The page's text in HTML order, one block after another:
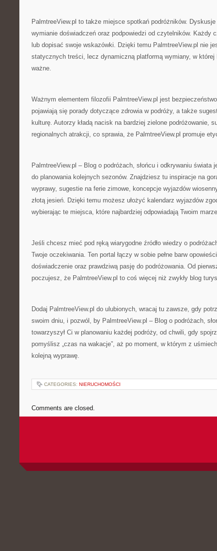
PalmtreeView.pl to także miejsce spotkań podróżników. Dyskusje
wymianie doświadczeń oraz podpowiedzi od czytelników. Każdy
lub dopisać swoje wskazówki. Dzięki temu PalmtreeView.pl nie
statycznych treści, lecz dynamiczną platformą wymiany, w której
ważne.
Ważnym elementem filozofii PalmtreeView.pl jest
pojawiają się porady dotyczące zdrowia w podróży, a także
kulturę. Autorzy kładą nacisk na bardziej zielone podróżowanie,
regionalnych atrakcji, co sprawia, że PalmtreeView.pl promuje
PalmtreeView.pl – Blog o podróżach, słońcu i odkrywaniu świata
do planowania kolejnych sezonów. Znajdziesz tu inspiracje na
wyprawy, sugestie na ferie zimowe, koncepcje wyjazdów
złotą jesień. Dzięki temu możesz ułożyć kalendarz wyjazdów
wybierając te miejsca, które najbardziej odpowiadają Twoim
Jeśli chcesz mieć pod ręką wiarygodne źródło wiedzy o
Twoje oczekiwania. Ten portal łączy w sobie pełne barw
doświadczenie oraz prawdziwą pasję do podróżowania. Od
poczujesz, że PalmtreeView.pl to coś więcej niż zwykły blog
Dodaj PalmtreeView.pl do ulubionych, wracaj tu zawsze, gdy
swoim dniu, i pozwól, by PalmtreeView.pl – Blog o podróżach,
towarzyszył Ci w planowaniu każdej podróży, od chwili, gdy
pomyślisz „czas na wakacje”, aż po moment, w którym z
kolejną wyprawę.
CATEGORIES: NIERUCHOMOŚCI
Comments are closed.